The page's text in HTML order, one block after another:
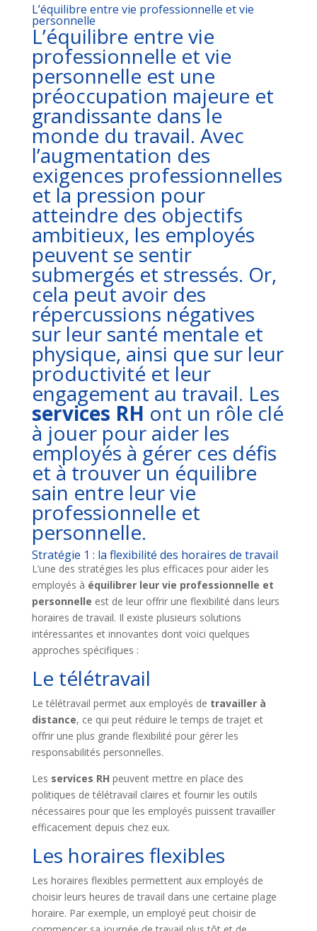
L’équilibre entre vie professionnelle et vie
personnelle
L’équilibre entre vie
professionnelle et vie
personnelle est une
préoccupation majeure et
grandissante dans le
monde du travail. Avec
l’augmentation des
exigences professionnelles
et la pression pour
atteindre des objectifs
ambitieux, les employés
peuvent se sentir
submergés et stressés. Or,
cela peut avoir des
répercussions négatives
sur leur santé mentale et
physique, ainsi que sur leur
productivité et leur
engagement au travail. Les
services RH ont un rôle clé
à jouer pour aider les
employés à gérer ces défis
et à trouver un équilibre
sain entre leur vie
professionnelle et
personnelle.
Stratégie 1 : la flexibilité des horaires de travail
L’une des stratégies les plus efficaces pour aider les
employés à équilibrer leur vie professionnelle et
personnelle est de leur offrir une flexibilité dans leurs
horaires de travail. Il existe plusieurs solutions
intéressantes et innovantes dont voici quelques
approches spécifiques :
Le télétravail
Le télétravail permet aux employés de travailler à
distance, ce qui peut réduire le temps de trajet et
offrir une plus grande flexibilité pour gérer les
responsabilités personnelles.
Les services RH peuvent mettre en place des
politiques de télétravail claires et fournir les outils
nécessaires pour que les employés puissent travailler
efficacement depuis chez eux.
Les horaires flexibles
Les horaires flexibles permettent aux employés de
choisir leurs heures de travail dans une certaine plage
horaire. Par exemple, un employé peut choisir de